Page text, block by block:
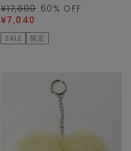
¥17,600 60 % OFF
¥7,040
SALE 限定